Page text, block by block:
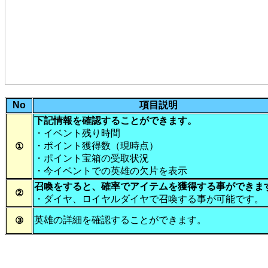
No 項目説明
①
下記情報を確認することができます。
・イベント残り時間
・ポイント獲得数（現時点）
・ポイント宝箱の受取状況
・今イベントでの英雄の欠片を表示
②
召喚をすると、確率でアイテムを獲得する事ができま
・ダイヤ、ロイヤルダイヤで召喚する事が可能です。
③ 英雄の詳細を確認することができます。